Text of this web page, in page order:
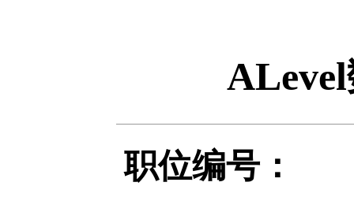
职位编号：